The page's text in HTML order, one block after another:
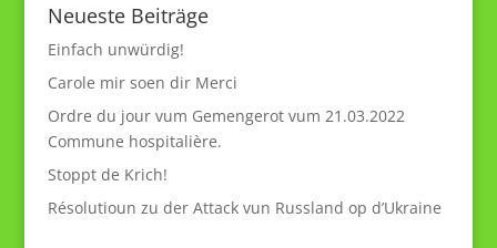
Neueste Beiträge
Einfach unwürdig!
Carole mir soen dir Merci
Ordre du jour vum Gemengerot vum 21.03.2022
Commune hospitalière.
Stoppt de Krich!
Résolutioun zu der Attack vun Russland op d’Ukraine